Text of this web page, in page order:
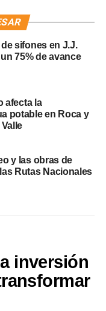
sifones en J.J.
75% de avance
afecta la
potable en Roca y
y las obras de
Rutas Nacionales
inversión